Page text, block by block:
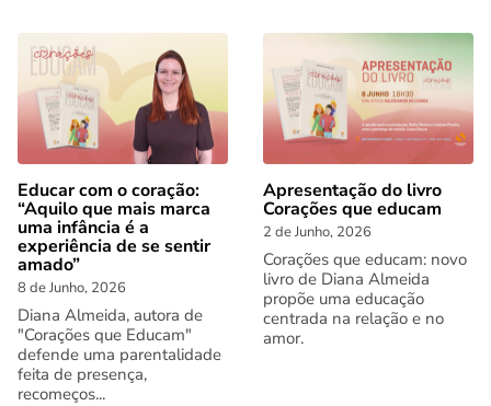
Educar com o coração:
“Aquilo que mais marca
uma infância é a
experiência de se sentir
amado”
8 de Junho, 2026
Diana Almeida, autora de
"Corações que Educam"
defende uma parentalidade
feita de presença,
recomeços...
Apresentação do livro
Corações que educam
2 de Junho, 2026
Corações que educam: novo
livro de Diana Almeida
propõe uma educação
centrada na relação e no
amor.